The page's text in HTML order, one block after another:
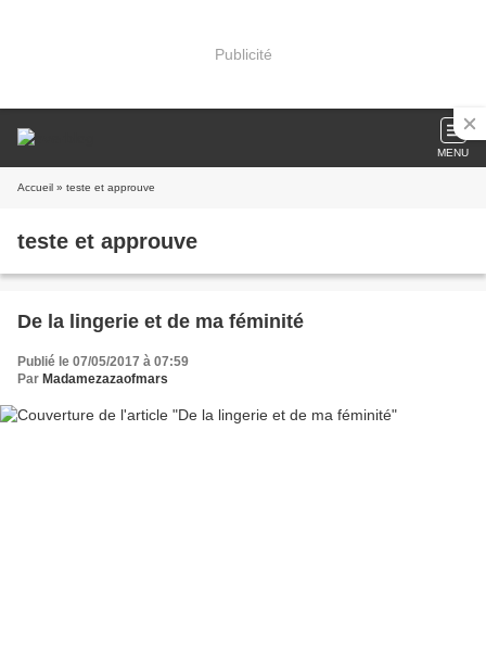
Publicité
MENU
Accueil » teste et approuve
teste et approuve
De la lingerie et de ma féminité
Publié le 07/05/2017 à 07:59
Par Madamezazaofmars